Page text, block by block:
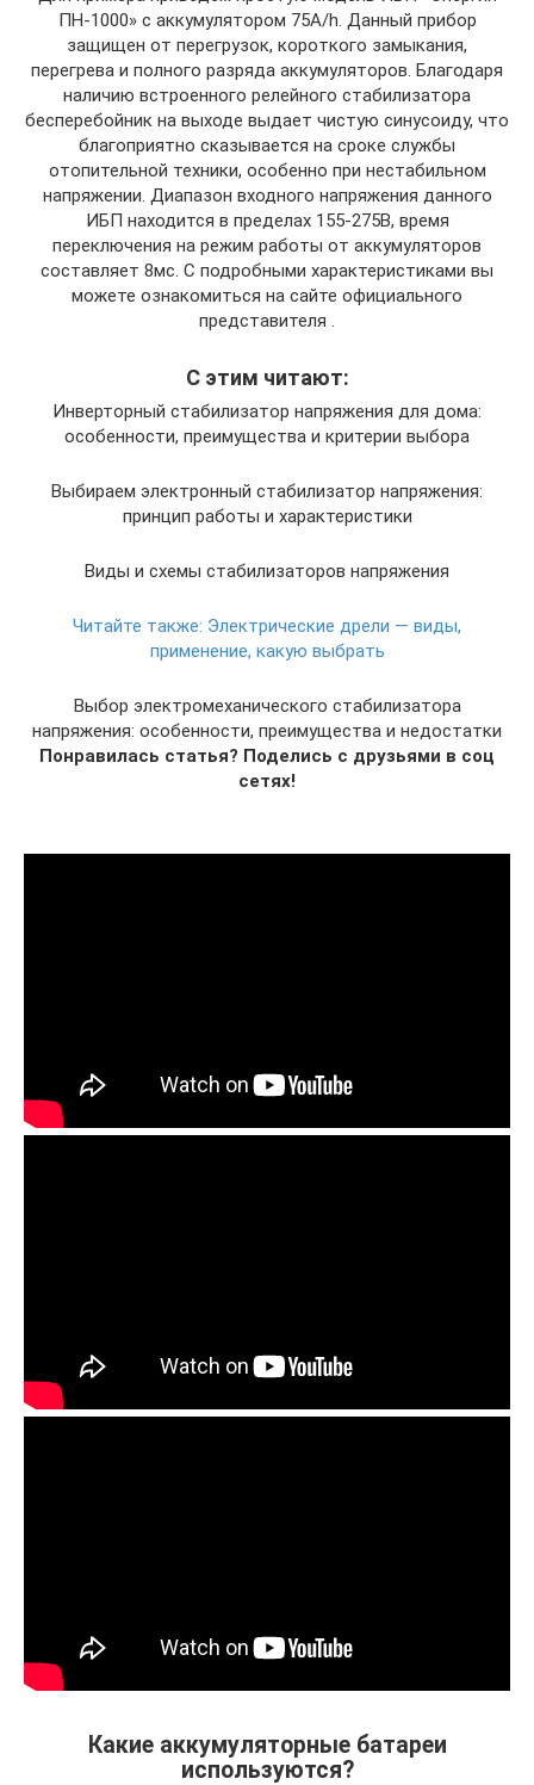
ПН-1000» с аккумулятором 75A/h. Данный прибор
защищен от перегрузок, короткого замыкания,
перегрева и полного разряда аккумуляторов. Благодаря
наличию встроенного релейного стабилизатора
бесперебойник на выходе выдает чистую синусоиду, что
благоприятно сказывается на сроке службы
отопительной техники, особенно при нестабильном
напряжении. Диапазон входного напряжения данного
ИБП находится в пределах 155-275В, время
переключения на режим работы от аккумуляторов
составляет 8мс. С подробными характеристиками вы
можете ознакомиться на сайте официального
представителя .
С этим читают:
Инверторный стабилизатор напряжения для дома:
особенности, преимущества и критерии выбора
Выбираем электронный стабилизатор напряжения:
принцип работы и характеристики
Виды и схемы стабилизаторов напряжения
Читайте также: Электрические дрели — виды,
применение, какую выбрать
Выбор электромеханического стабилизатора
напряжения: особенности, преимущества и недостатки
Понравилась статья? Поделись с друзьями в соц
сетях!
Какие аккумуляторные батареи
используются?